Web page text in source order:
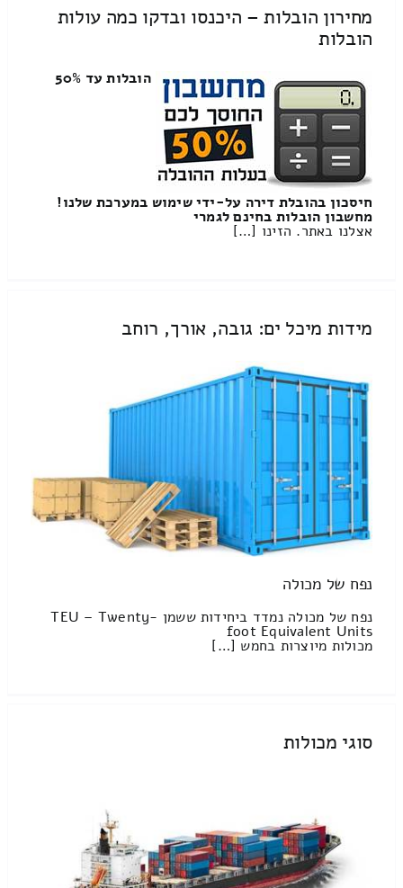
מחירון הובלות – היכנסו ובדקו כמה עולות
הובלות
הובלות עד 50%
חיסכון בהובלת דירה על-ידי שימוש במערכת שלנו!
מחשבון הובלות בחינם לגמרי
אצלנו באתר. הזינו […]
מידות מיכל ים: גובה, אורך, רוחב
נפח של מכולה
נפח של מכולה נמדד ביחידות ששמן TEU – Twenty-
foot Equivalent Units
מכולות מיוצרות בחמש […]
סוגי מכולות